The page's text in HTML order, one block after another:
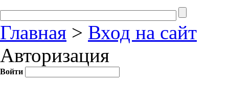
Главная > Вход на сайт
Авторизация
Войти